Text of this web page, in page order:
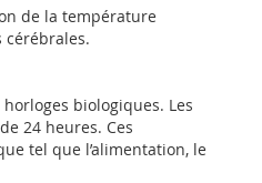
de la température
cérébrales.
biologiques. Les
24 heures. Ces
tel que l’alimentation, le